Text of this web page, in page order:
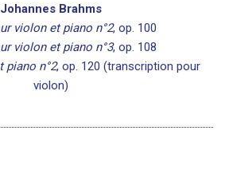
Johannes Brahms
violon et piano n°2, op. 100
violon et piano n°3, op. 108
piano n°2, op. 120 (transcription pour
violon)